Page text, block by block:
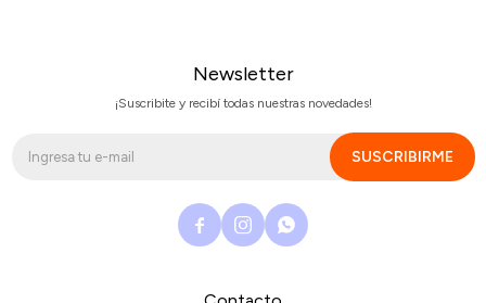
Newsletter
¡Suscribite y recibí todas nuestras novedades!
SUSCRIBIRME
  